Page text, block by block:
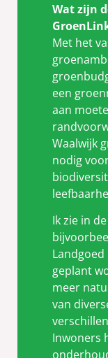
Wat zijn
Met het
een
aan
Waalwijk
nodig
Ik zie in
geplant
meer
van
Inwoners